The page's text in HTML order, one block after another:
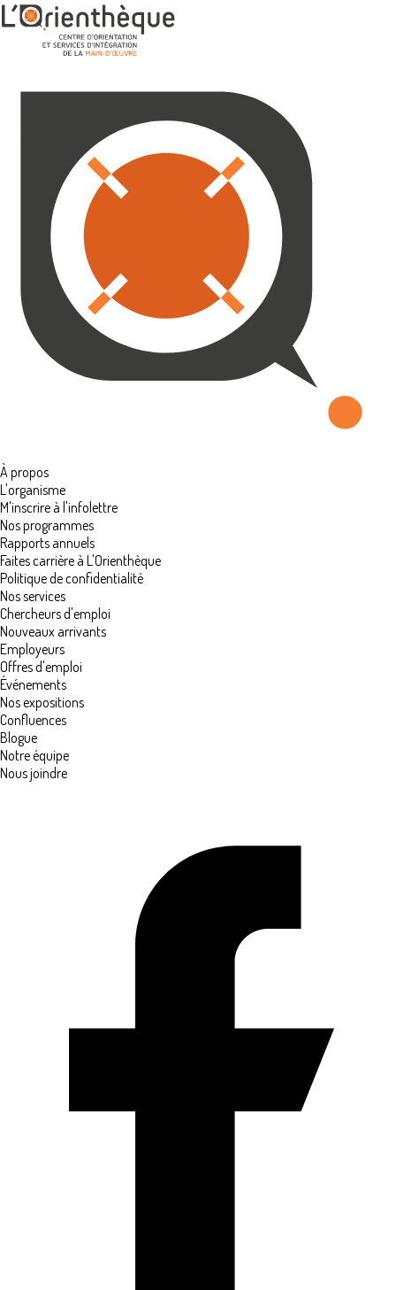
À propos
L'organisme
M'inscrire à l'infolettre
Nos programmes
Rapports annuels
Faites carrière à L'Orienthèque
Politique de confidentialité
Nos services
Chercheurs d'emploi
Nouveaux arrivants
Employeurs
Offres d'emploi
Événements
Nos expositions
Confluences
Blogue
Notre équipe
Nous joindre